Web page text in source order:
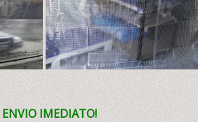
IMEDIATO!